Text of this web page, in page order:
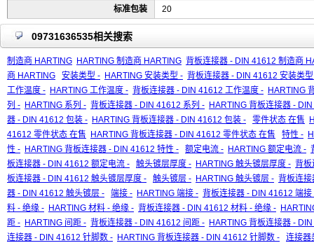
标准包装
20
09731636535相关搜索
制造商 HARTING HARTING 制造商 HARTING 背板连接器 - DIN 41612 制造商
商 HARTING
安装类型 - HARTING 安装类型 - 背板连接器 - DIN 41612 安装类
工作温度 - HARTING 工作温度 - 背板连接器 - DIN 41612 工作温度 - HARTING
列 - HARTING 系列 - 背板连接器 - DIN 41612 系列 - HARTING 背板连接器 -
器 - DIN 41612 包装 - HARTING 背板连接器 - DIN 41612 包装 - 零件状态 在售
41612 零件状态 在售
HARTING 背板连接器 - DIN 41612 零件状态 在售 特性 -
性 - HARTING 背板连接器 - DIN 41612 特性 - 额定电流 - HARTING 额定电流 -
板连接器 - DIN 41612 额定电流 -
触头镀层厚度 - HARTING 触头镀层厚度 - 背板
板连接器 - DIN 41612 触头镀层厚度 -
触头镀层 - HARTING 触头镀层 - 背板连
器 - DIN 41612 触头镀层 -
端接 - HARTING 端接 - 背板连接器 - DIN 41612 端接
料 - 绝缘 - HARTING 材料 - 绝缘 - 背板连接器 - DIN 41612 材料 - 绝缘 -
距 - HARTING 间距 - 背板连接器 - DIN 41612 间距 - HARTING 背板连接器 -
连接器 - DIN 41612 针脚数 - HARTING 背板连接器 - DIN 41612 针脚数 -
连接器